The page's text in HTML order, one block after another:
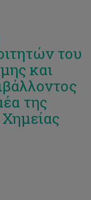
του
και
της